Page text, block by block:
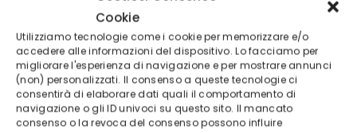
Cookie
Utilizziamo tecnologie come i cookie per memorizzare e/o
accedere alle informazioni del dispositivo. Lo facciamo per
migliorare l'esperienza di navigazione e per mostrare annunci
(non) personalizzati. Il consenso a queste tecnologie ci
consentirà di elaborare dati quali il comportamento di
navigazione o gli ID univoci su questo sito. Il mancato
consenso o la revoca del consenso possono influire
data
dell’operazione
tasso indicato
alla
data
dell’operazione
Bollettini CBILL
2,5 euro
Primi 5